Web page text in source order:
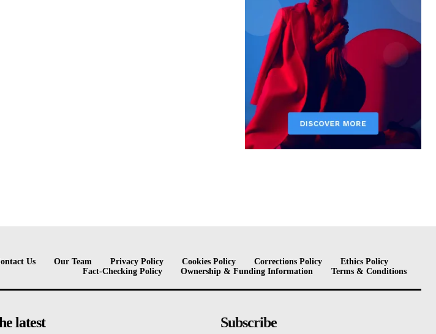
Us Our Team Privacy Policy Cookies Policy Corrections Policy
Ethics Policy
Fact-Checking Policy
Ownership & Funding Information Terms & Conditions
latest Subscribe